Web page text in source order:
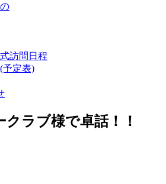
訪問日程
予定表)
ラブ様で卓話！！